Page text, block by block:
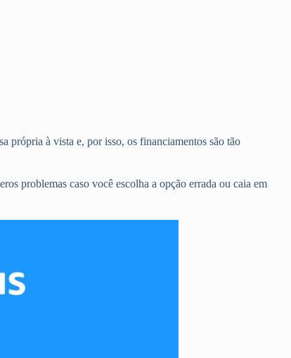
própria à vista e, por isso, os financiamentos são tão
problemas caso você escolha a opção errada ou caia em